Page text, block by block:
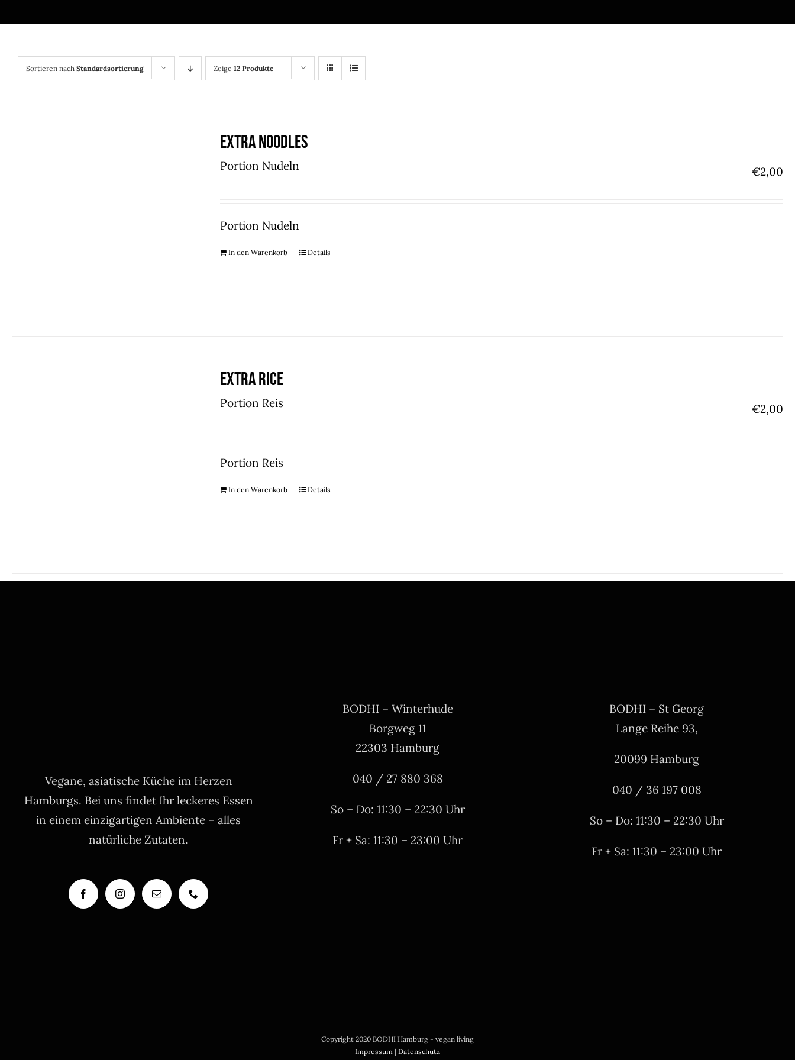
Sortieren nach Standardsortierung Zeige 12 Produkte
Extra Noodles
Portion Nudeln €2,00
Portion Nudeln
In den Warenkorb Details
Extra Rice
Portion Reis €2,00
Portion Reis
In den Warenkorb Details
Vegane, asiatische Küche im Herzen
Hamburgs. Bei uns findet Ihr leckeres Essen
in einem einzigartigen Ambiente – alles
natürliche Zutaten.
BODHI – Winterhude
Borgweg 11
22303 Hamburg
040 / 27 880 368
So – Do: 11:30 – 22:30 Uhr
Fr + Sa: 11:30 – 23:00 Uhr
BODHI – St Georg
Lange Reihe 93,
20099 Hamburg
040 / 36 197 008
So – Do: 11:30 – 22:30 Uhr
Fr + Sa: 11:30 – 23:00 Uhr
Copyright 2020 BODHI Hamburg - vegan living
Impressum | Datenschutz